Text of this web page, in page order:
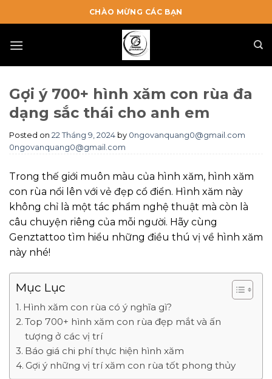
to
CHÀO MỪNG CÁC BẠN
Gợi ý 700+ hình xăm con rùa đa
dạng sắc thái cho anh em
Posted on 22 Tháng 9, 2024 by 0ngovanquang0@gmail.com
0ngovanquang0@gmail.com
Trong thế giới muôn màu của hình xăm, hình xăm
con rùa nổi lên với vẻ đẹp cổ điển. Hình xăm này
không chỉ là một tác phẩm nghệ thuật mà còn là
câu chuyện riêng của mỗi người. Hãy cùng
Genztattoo tìm hiểu những điều thú vị về hình xăm
này nhé!
Mục Lục
Hình xăm con rùa có ý nghĩa gì?
Top 700+ hình xăm con rùa đẹp mắt và ấn
tượng ở các vị trí
Báo giá chi phí thực hiện hình xăm
Gợi ý những vị trí xăm con rùa tốt phong thủy